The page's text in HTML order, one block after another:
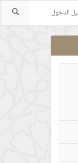
الدخول